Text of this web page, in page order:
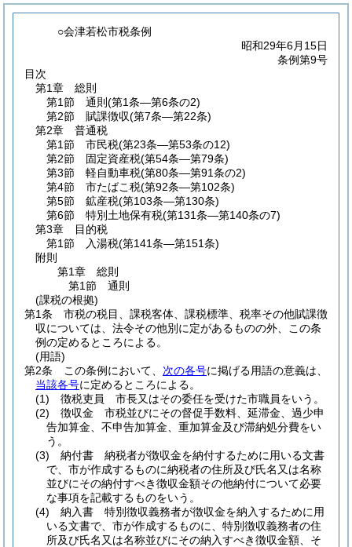
○会津若松市税条例
昭和29年6月15日
条例第9号
目次
第1章
総則
第1節
通則 (第1条―第6条の2)
第2節
賦課徴収(第7条―第22条)
第2章
普通税
第1節
市民税(第23条―第53条の12)
第2節
固定資産税(第54条―第79条)
第3節
軽自動車税(第80条―第91条の2)
第4節
市たばこ税(第92条―第102条)
第5節
鉱産税(第103条―第130条)
第6節
特別土地保有税(第131条―第140条の7)
第3章
目的税
第1節
入湯税(第141条―第151条)
附則
第1章
総則
第1節
通則
(課税の根拠)
第1条
市税の税目、課税客体、課税標準、税率その他賦課徴
収については、法令その他別に定があるものの外、この条
例の定めるところによる。
(用語)
第2条
この条例において、 次の各号に掲げる用語の意義は、
当該各号に定めるところによる。
(1)
徴税吏員 市長又はその委任を受けた市職員をいう。
(2)
徴収金 市税並びにその督促手数料、延滞金、過少申
告加算金、不申告加算金、重加算金及び滞納処分費をい
う。
(3)
納付書 納税者が徴収金を納付するために用いる文書
で、市が作成するものに納税者の住所及び氏名又は名称
並びにその納付すべき徴収金額その他納付について必要
な事項を記載するものをいう。
(4)
納入書 特別徴収義務者が徴収金を納入するために用
いる文書で、市が作成するものに、特別徴収義務者の住
所及び氏名又は名称並びにその納入すべき徴収金額、そ